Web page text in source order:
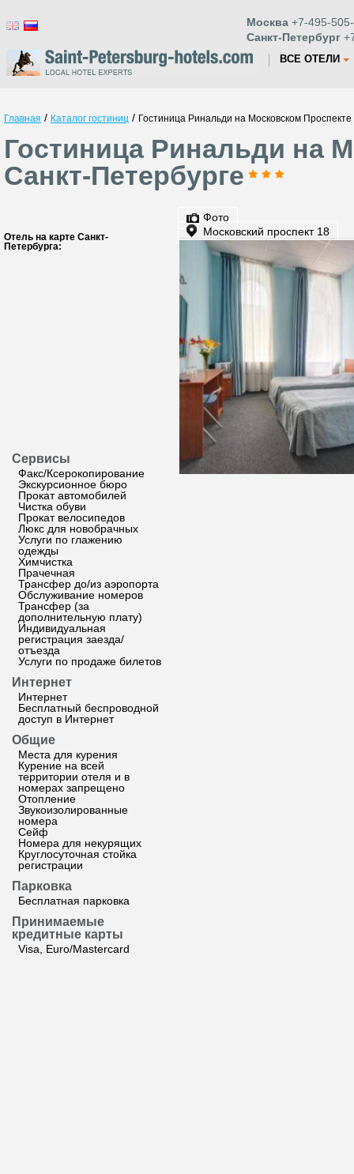
Москва +7-495-
Санкт-Петербург
ВСЕ ОТЕЛИ
Главная / Каталог гостиниц / Гостиница Ринальди на Московском Проспекте
Гостиница Ринальди на
Санкт-Петербурге
Отель на карте Санкт-
Петербурга:
Сервисы
Факс/Ксерокопирование
Экскурсионное бюро
Прокат автомобилей
Чистка обуви
Прокат велосипедов
Люкс для новобрачных
Услуги по глажению
одежды
Химчистка
Прачечная
Трансфер до/из аэропорта
Обслуживание номеров
Трансфер (за
дополнительную плату)
Индивидуальная
регистрация заезда/
отъезда
Услуги по продаже билетов
Интернет
Интернет
Бесплатный беспроводной
доступ в Интернет
Общие
Места для курения
Курение на всей
территории отеля и в
номерах запрещено
Отопление
Звукоизолированные
номера
Сейф
Номера для некурящих
Круглосуточная стойка
регистрации
Парковка
Бесплатная парковка
Принимаемые
кредитные карты
Visa, Euro/Mastercard
Фото
Московский проспект 18